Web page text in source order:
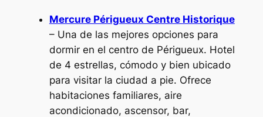
Mercure Périgueux Centre Historique
– Una de las mejores opciones para
dormir en el centro de Périgueux. Hotel
de 4 estrellas, cómodo y bien ubicado
para visitar la ciudad a pie. Ofrece
habitaciones familiares, aire
acondicionado, ascensor, bar,